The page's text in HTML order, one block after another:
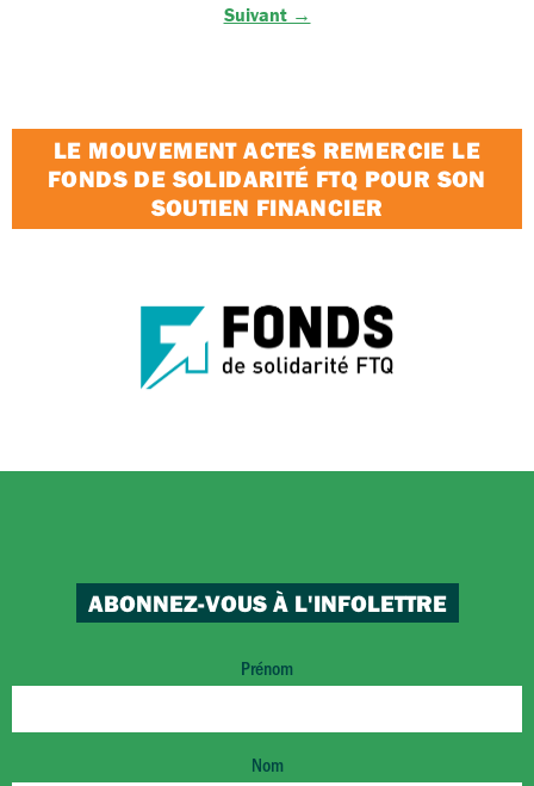
Suivant →
LE MOUVEMENT ACTES REMERCIE LE
FONDS DE SOLIDARITÉ FTQ POUR SON
SOUTIEN FINANCIER
ABONNEZ-VOUS À L'INFOLETTRE
Prénom
Nom